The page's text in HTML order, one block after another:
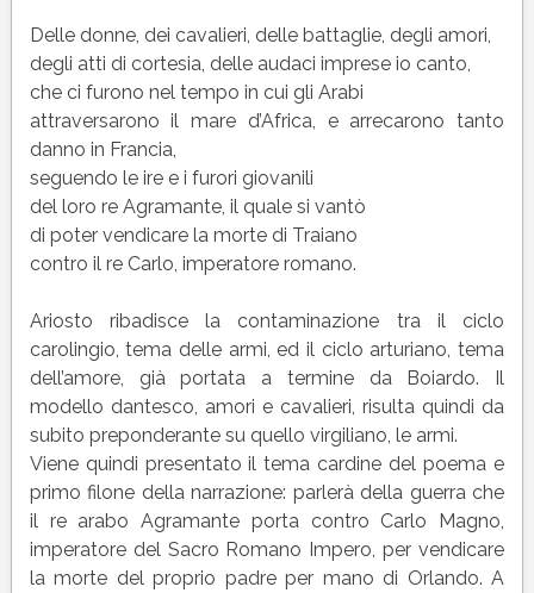
Delle donne, dei cavalieri, delle battaglie, degli amori,
degli atti di cortesia, delle audaci imprese io canto,
che ci furono nel tempo in cui gli Arabi
attraversarono il mare d’Africa, e arrecarono tanto
danno in Francia,
seguendo le ire e i furori giovanili
del loro re Agramante, il quale si vantò
di poter vendicare la morte di Traiano
contro il re Carlo, imperatore romano.
Ariosto ribadisce la contaminazione tra il ciclo
carolingio, tema delle armi, ed il ciclo arturiano, tema
dell’amore, già portata a termine da Boiardo. Il
modello dantesco, amori e cavalieri, risulta quindi da
subito preponderante su quello virgiliano, le armi.
Viene quindi presentato il tema cardine del poema e
primo filone della narrazione: parlerà della guerra che
il re arabo Agramante porta contro Carlo Magno,
imperatore del Sacro Romano Impero, per vendicare
la morte del proprio padre per mano di Orlando. A